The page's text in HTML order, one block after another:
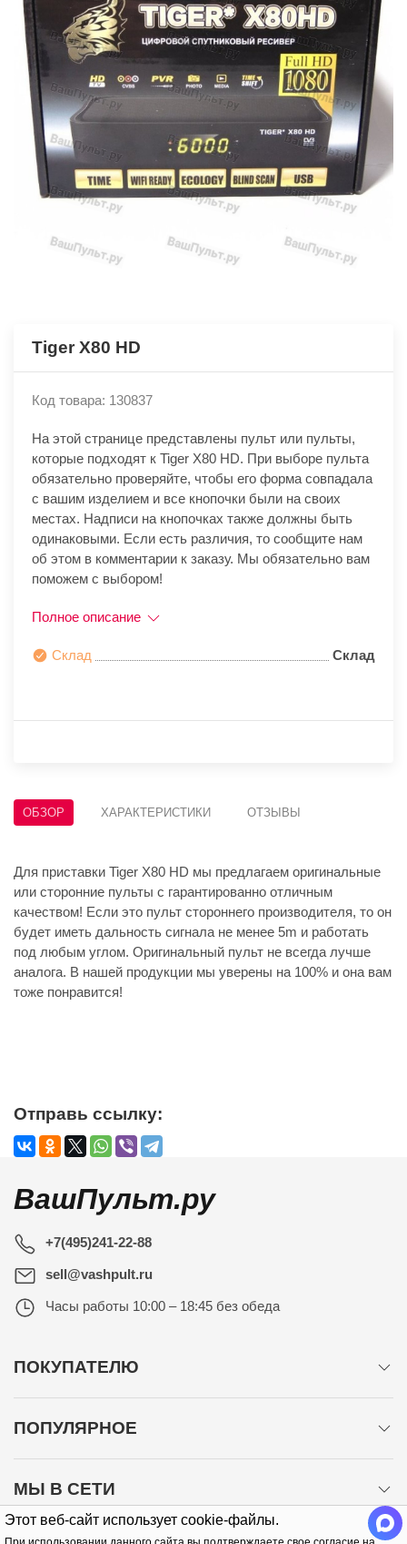
Этот веб-сайт использует cookie-файлы.
Tiger X80 HD
Код товара: 130837
На этой странице представлены пульт или пульты,
которые подходят к Tiger X80 HD. При выборе пульта
обязательно проверяйте, чтобы его форма совпадала
с вашим изделием и все кнопочки были на своих
местах. Надписи на кнопочках также должны быть
одинаковыми. Если есть различия, то сообщите нам
об этом в комментарии к заказу. Мы обязательно вам
поможем с выбором!
Полное описание
Склад Склад
ОБЗОР ХАРАКТЕРИСТИКИ ОТЗЫВЫ
Для приставки Tiger X80 HD мы предлагаем оригинальные
или сторонние пульты с гарантированно отличным
качеством! Если это пульт стороннего производителя, то он
будет иметь дальность сигнала не менее 5m и работать
под любым углом. Оригинальный пульт не всегда лучше
аналога. В нашей продукции мы уверены на 100% и она вам
тоже понравится!
Отправь ссылку:
ВашПульт.ру
+7(495)241-22-88
sell@vashpult.ru
Часы работы 10:00 – 18:45 без обеда
ПОКУПАТЕЛЮ
ПОПУЛЯРНОЕ
МЫ В СЕТИ